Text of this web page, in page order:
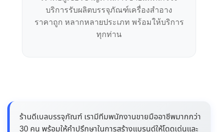
บริการรับผลิตบรรจุภัณฑ์เครื่องสำอาง
ราคาถูก หลากหลายประเภท พร้อมให้บริการ
ทุกท่าน
ร้านดีเบลบรรจุภัณฑ์ เรามีทีมพนักงานขายมืออาชีพมากกว่า
30 คน พร้อมให้คำปรึกษาในการสร้างแบรนด์ให้โดดเด่นและ